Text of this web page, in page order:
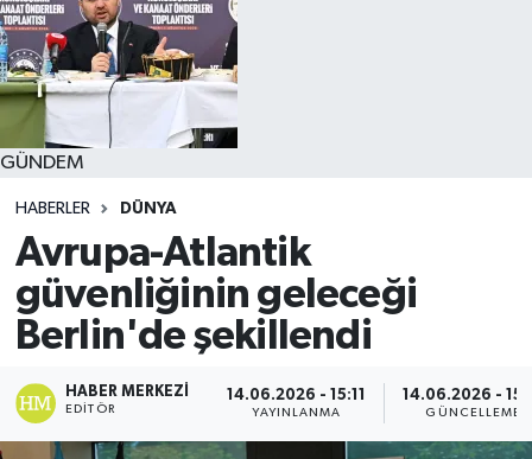
GÜNDEM
HABERLER DÜNYA
Avrupa-Atlantik
güvenliğinin geleceği
Berlin'de şekillendi
HABER MERKEZI
EDITÖR
14.06.2026 - 15:11
YAYINLANMA
14.06.2026 -
GÜNCELLEME